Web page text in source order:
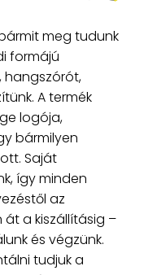
meg tudunk
formájú
hangszórót,
A termék
logója,
bármilyen
Saját
így minden
az
a kiszállításig –
és végzünk.
tudjuk a